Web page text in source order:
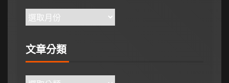
文章分類